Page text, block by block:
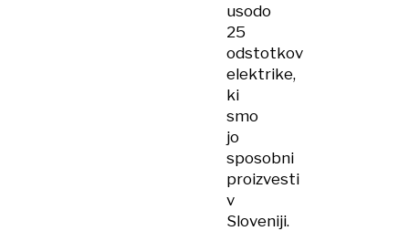
usodo
25
odstotkov
elektrike,
ki
smo
jo
sposobni
proizvesti
v
Sloveniji.